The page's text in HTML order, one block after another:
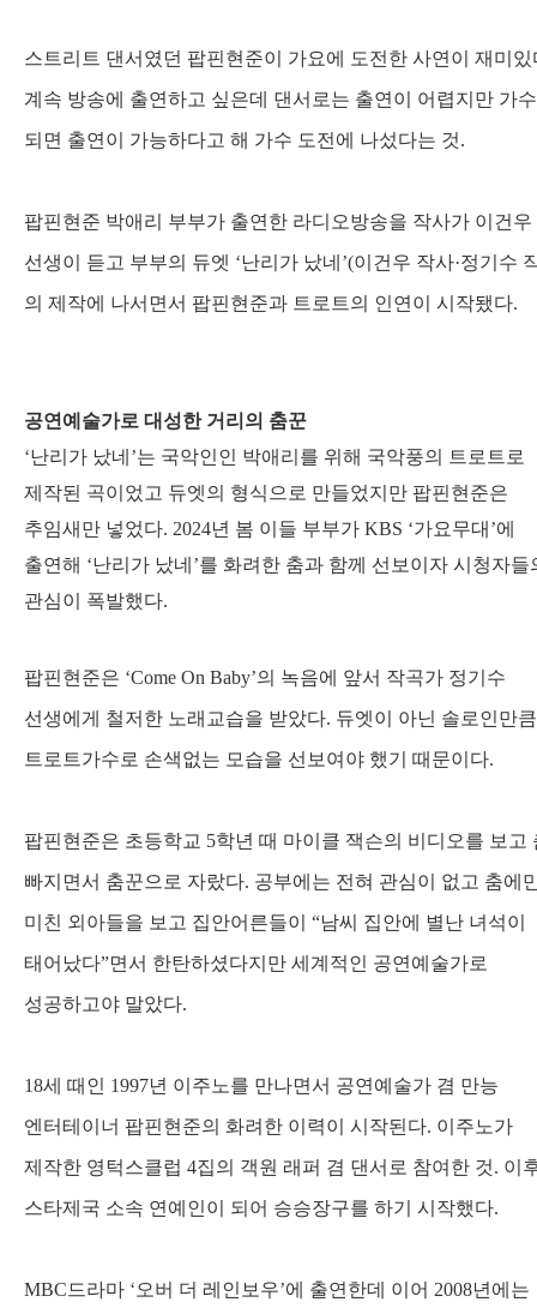
스트리트 댄서였던 팝핀현준이 가요에 도전한 사연이 재미있
계속 방송에 출연하고 싶은데 댄서로는 출연이 어렵지만 가
되면 출연이 가능하다고 해 가수 도전에 나섰다는 것.
팝핀현준 박애리 부부가 출연한 라디오방송을 작사가 이건우
선생이 듣고 부부의 듀엣 ‘난리가 났네 ’(이건우 작사·정기수
의 제작에 나서면서 팝핀현준과 트로트의 인연이 시작됐다.
공연예술가로 대성한 거리의 춤꾼
‘난리가 났네 ’는 국악인인 박애리를 위해 국악풍의 트로트로
제작된 곡이었고 듀엣의 형식으로 만들었지만 팝핀현준은
추임새만 넣었다. 2024년 봄 이들 부부가 KBS ‘가요무대 ’에
출연해 ‘난리가 났네 ’를 화려한 춤과 함께 선보이자 시청자들
관심이 폭발했다.
팝핀현준은 ‘Come On Baby’의 녹음에 앞서 작곡가 정기수
선생에게 철저한 노래교습을 받았다. 듀엣이 아닌 솔로인만큼
트로트가수로 손색없는 모습을 선보여야 했기 때문이다.
팝핀현준은 초등학교 5학년 때 마이클 잭슨의 비디오를 보고
빠지면서 춤꾼으로 자랐다. 공부에는 전혀 관심이 없고 춤에
미친 외아들을 보고 집안어른들이 “남씨 집안에 별난 녀석이
태어났다”면서 한탄하셨다지만 세계적인 공연예술가로
성공하고야 말았다.
18세 때인 1997년 이주노를 만나면서 공연예술가 겸 만능
엔터테이너 팝핀현준의 화려한 이력이 시작된다. 이주노가
제작한 영턱스클럽 4집의 객원 래퍼 겸 댄서로 참여한 것. 이
스타제국 소속 연예인이 되어 승승장구를 하기 시작했다.
MBC 드라마 ‘오버 더 레인보우’에 출연한데 이어 2008년에는